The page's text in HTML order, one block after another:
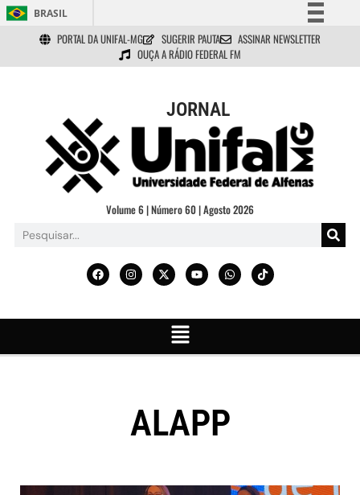
BRASIL
Simplifique!
Comunica BR
Acesso à informação
Legislação
Canais
PORTAL DA UNIFAL-MG SUGERIR PAUTA
ASSINAR NEWSLETTER
OUÇA A RÁDIO FEDERAL FM
JORNAL
Volume 6 | Número 60 | Agosto 2026
ALAPP